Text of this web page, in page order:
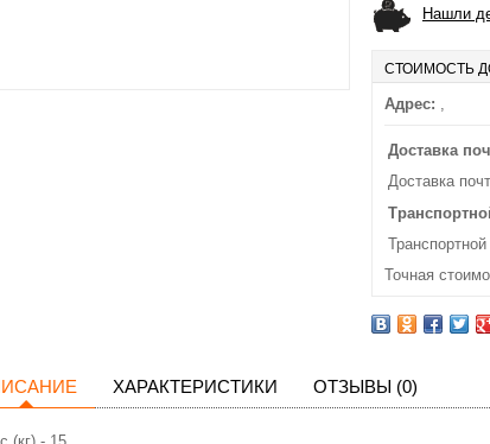
Нашли
СТОИМОСТЬ
Адрес: ,
Доставка
Доставка
Точная
ХАРАКТЕРИСТИКИ ОТЗЫВЫ (0)